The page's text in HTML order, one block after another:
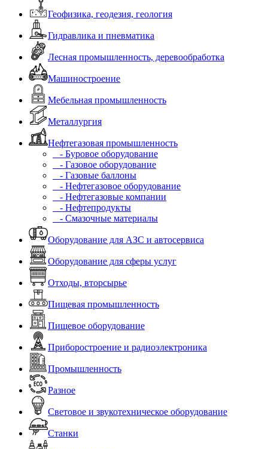
Геофизика, геодезия, геология
Гидравлика и пневматика
Лесная промышленность, деревообработка
Машиностроение
Мебельная промышленность
Металлургия
Нефтегазовая промышленность
- Буровое оборудование
- Газовое оборудование
- Газовые баллоны
- Нефтегазовое оборудование
- Нефтегазовые компании
- Нефтепродукты
- Смазочные материалы
Оборудование для АЗС и автосервиса
Оборудование для сферы услуг
Отходы, вторсырье
Пищевая промышленность
Пищевое оборудование
Приборостроение и радиоэлектроника
Промышленность
Разное
Световое и звукотехническое оборудование
Станки